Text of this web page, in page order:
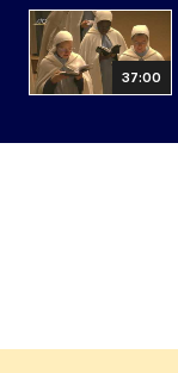
37:00